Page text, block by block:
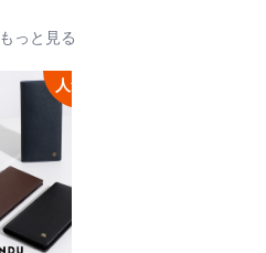
もっと見る
人気